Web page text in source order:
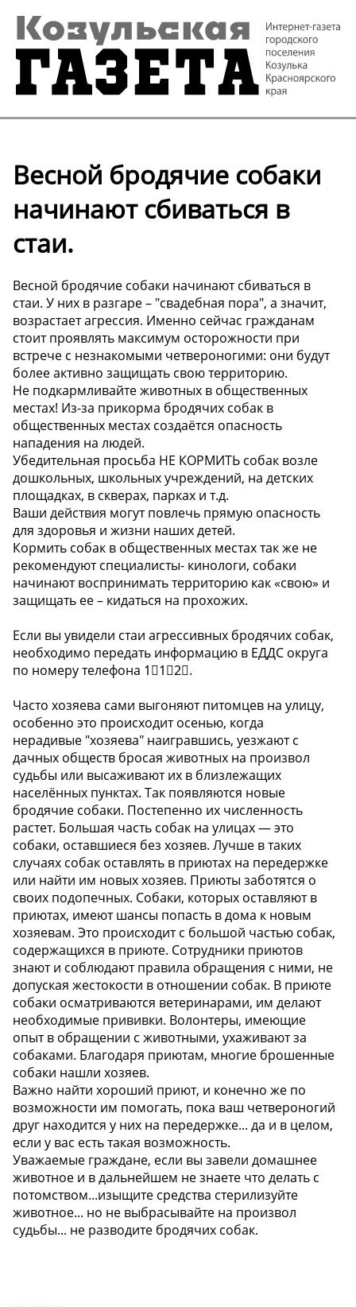
Весной бродячие собаки
начинают сбиваться в
стаи.
Весной бродячие собаки начинают сбиваться в
стаи. У них в разгаре – "свадебная пора", а значит,
возрастает агрессия. Именно сейчас гражданам
стоит проявлять максимум осторожности при
встрече с незнакомыми четвероногими: они будут
более активно защищать свою территорию.
Не подкармливайте животных в общественных
местах! Из-за прикорма бродячих собак в
общественных местах создаётся опасность
нападения на людей.
Убедительная просьба НЕ КОРМИТЬ собак возле
дошкольных, школьных учреждений, на детских
площадках, в скверах, парках и т.д.
Ваши действия могут повлечь прямую опасность
для здоровья и жизни наших детей.
Кормить собак в общественных местах так же не
рекомендуют специалисты- кинологи, собаки
начинают воспринимать территорию как «свою» и
защищать ее – кидаться на прохожих.
Если вы увидели стаи агрессивных бродячих собак,
необходимо передать информацию в ЕДДС округа
по номеру телефона️ 1⃣1⃣2⃣.
Часто хозяева сами выгоняют питомцев на улицу,
особенно это происходит осенью, когда
нерадивые "хозяева" наигравшись, уезжают с
дачных обществ бросая животных на произвол
судьбы или высаживают их в близлежащих
населённых пунктах. Так появляются новые
бродячие собаки. Постепенно их численность
растет. Большая часть собак на улицах — это
собаки, оставшиеся без хозяев. Лучше в таких
случаях собак оставлять в приютах на передержке
или найти им новых хозяев. Приюты заботятся о
своих подопечных. Собаки, которых оставляют в
приютах, имеют шансы попасть в дома к новым
хозяевам. Это происходит с большой частью собак,
содержащихся в приюте. Сотрудники приютов
знают и соблюдают правила обращения с ними, не
допуская жестокости в отношении собак. В приюте
собаки осматриваются ветеринарами, им делают
необходимые прививки. Волонтеры, имеющие
опыт в обращении с животными, ухаживают за
собаками. Благодаря приютам, многие брошенные
собаки нашли хозяев.
Важно найти хороший приют, и конечно же по
возможности им помогать, пока ваш четвероногий
друг находится у них на передержке... да и в целом,
если у вас есть такая возможность.
Уважаемые граждане, если вы завели домашнее
животное и в дальнейшем не знаете что делать с
потомством...изыщите средства стерилизуйте
животное... но не выбрасывайте на произвол
судьбы... не разводите бродячих собак.